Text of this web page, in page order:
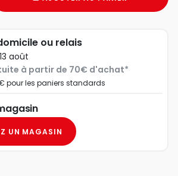
ou relais
août
à partir de 70€ d'achat*
pour les paniers standards
UN MAGASIN